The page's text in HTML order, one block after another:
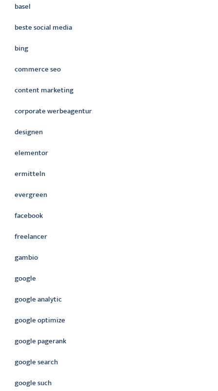
basel
beste social media
bing
commerce seo
content marketing
corporate werbeagentur
designen
elementor
ermitteln
evergreen
facebook
freelancer
gambio
google
google analytic
google optimize
google pagerank
google search
google such